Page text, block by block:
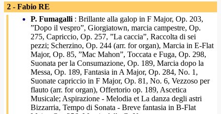
2 - Fabio RE
P. Fumagalli : Brillante alla galop in F Major, Op. 203,
”Dopo il vespro”, Giorgiatown, marcia campestre, Op.
275, Capriccio, Op. 257, ”La caccia”, Raccolta di sei
pezzi; Scherzino, Op. 244 (arr. for organ), Marcia in E-Flat
Major, Op. 85, ”Mac Mahon”, Toccata e Fuga, Op. 298,
Suonata per la Consumazione, Op. 189, Marcia dopo la
Messa, Op. 189, Fantasia in A Major, Op. 284, No. 1,
Suonate capriccio in F Major, Op. 81, No. 6, Vezzoso per
flauto (arr. for organ), Offertorio op. 189, Ascetica
Musicale; Aspirazione - Melodia et La danza degli astri
Bizzarria, Tempo di Sonata - Breve fantasia in B-Flat